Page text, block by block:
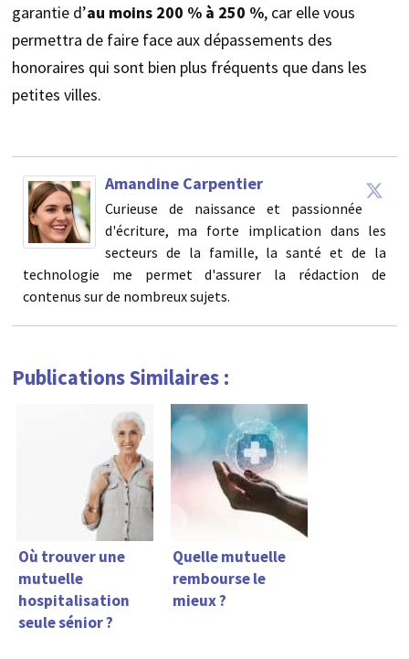
garantie d’au moins 200 % à 250 %, car elle vous
permettra de faire face aux dépassements des
honoraires qui sont bien plus fréquents que dans les
petites villes.
Amandine Carpentier
Curieuse de naissance et passionnée
d'écriture, ma forte implication dans les
secteurs de la famille, la santé et de la
technologie me permet d'assurer la rédaction de
contenus sur de nombreux sujets.
Publications Similaires :
Où trouver une
mutuelle
hospitalisation
seule sénior ?
Quelle mutuelle
rembourse le
mieux ?